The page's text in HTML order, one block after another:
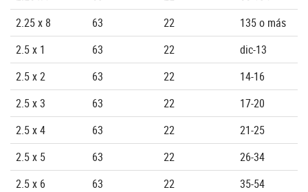
2.25 x 8
63 22
135 o más
2.5 x 1
63 22
dic-13
2.5 x 2
63 22
14-16
2.5 x 3
63 22
17-20
2.5 x 4
63 22
21-25
2.5 x 5
63 22
26-34
2.5 x 6
63 22
35-54